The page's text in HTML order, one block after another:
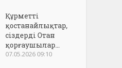
Құрметті
қостанайлықтар,
сіздерді Отан
қорғаушылар...
07.05.2026 09:10